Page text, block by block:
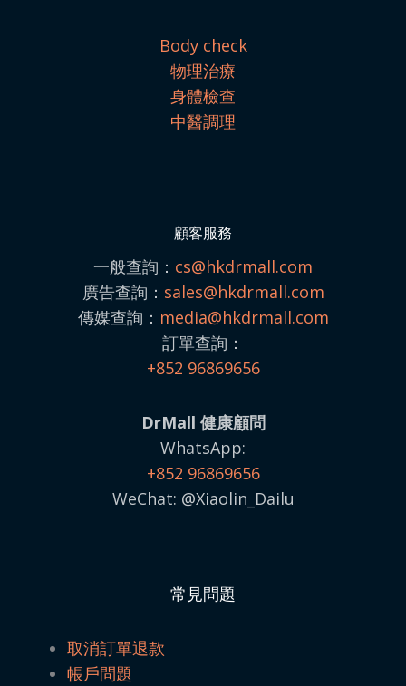
Body check
物理治療
身體檢查
中醫調理
顧客服務
一般查詢： cs@hkdrmall.com
廣告查詢： sales@hkdrmall.com
傳媒查詢： media@hkdrmall.com
訂單查詢：
+852 96869656
DrMall 健康顧問
WhatsApp:
+852 96869656
WeChat: @Xiaolin_Dailu
常見問題
取消訂單退款
帳戶問題